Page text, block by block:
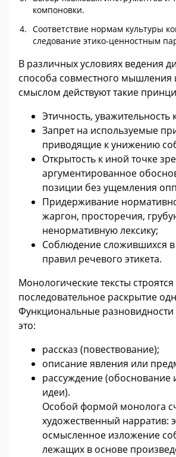
компоновки.
Соответствие нормам культуры
следование этико-ценностным
В различных условиях ведения
способа совместного мышления
смыслом действуют такие
Этичность, уважительность
Запрет на используемые
приводящие к унижению
Открытость к иной точке
аргументированное
позиции без ущемления
Придерживание
жаргон, просторечия,
ненормативную лексику;
Соблюдение сложившихся
правил речевого этикета.
Монологические тексты строятся
последовательное раскрытие
Функциональные
это:
рассказ (повествование);
описание явления или
рассуждение (обоснование
идеи).
Особой формой монолога
художественный нарратив:
осмысленное изложение
лежащих в основе